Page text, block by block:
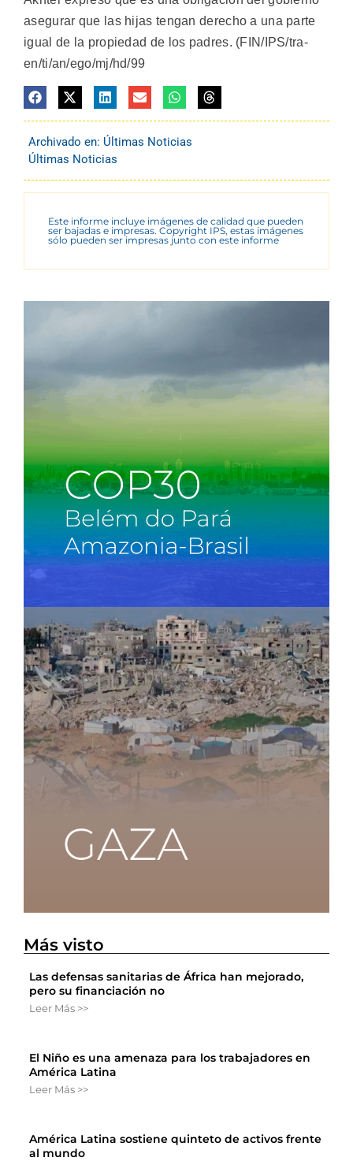
asegurar que las hijas tengan derecho a una parte
igual de la propiedad de los padres. (FIN/IPS/tra-
en/ti/an/ego/mj/hd/99
Archivado en: Últimas Noticias
Últimas Noticias
Este informe incluye imágenes de calidad que pueden
ser bajadas e impresas. Copyright IPS, estas imágenes
sólo pueden ser impresas junto con este informe
Más visto
Las defensas sanitarias de África han mejorado,
pero su financiación no
Leer Más >>
El Niño es una amenaza para los trabajadores en
América Latina
Leer Más >>
América Latina sostiene quinteto de activos frente
al mundo